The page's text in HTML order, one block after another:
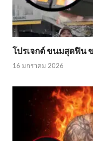
โปรเจกต์ ขนมสุดฟิน
16 มกราคม 2026